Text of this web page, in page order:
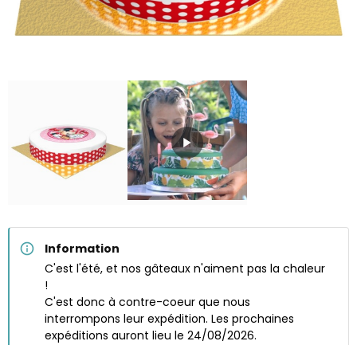
Information
C'est l'été, et nos gâteaux n'aiment pas la chaleur
!
C'est donc à contre-coeur que nous
interrompons leur expédition. Les prochaines
expéditions auront lieu le 24/08/2026.